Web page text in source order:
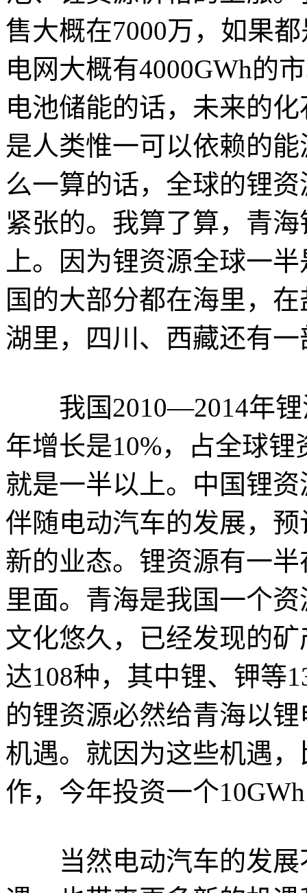
售大概在7000万，如果
电网大概有4000GWh的
电池储能的话，未来的
是人类惟一可以依赖的
么一算的话，全球的锂
紧张的。我算了算，青
上。因为锂资源全球一
国的大部分都在海里，
湖里，四川、西藏还有
我国2010—2014年锂
年增长是10%，占全球锂
就是一半以上。中国锂
伴随电动汽车的发展，
新的业态。锂资源有一
里面。青海是我国一个
文化悠久，已经发现的
达108种，其中锂、钾等
的锂资源必然给青海以
机遇。就因为这些机遇
作，今年投资一个
当然电动汽车的发展